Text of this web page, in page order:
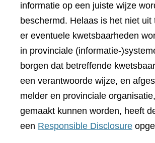
informatie op een juiste wijze
beschermd. Helaas is het niet uit
er eventuele kwetsbaarheden
in provinciale (informatie-
borgen dat betreffende
een verantwoorde wijze, en
melder en provinciale
gemaakt kunnen worden, heeft
een Responsible Disclosure